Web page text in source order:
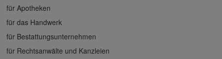
für Apotheken
für das Handwerk
für Bestattungsunternehmen
für Rechtsanwälte und Kanzleien